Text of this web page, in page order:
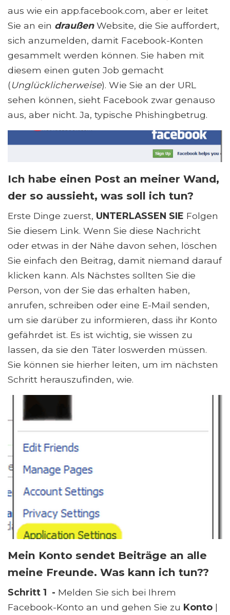
aus wie ein app.facebook.com, aber er leitet
Sie an ein draußenWebsite, die Sie auffordert,
sich anzumelden, damit Facebook-Konten
gesammelt werden können. Sie haben mit
diesem einen guten Job gemacht
(Unglücklicherweise). Wie Sie an der URL
sehen können, sieht Facebook zwar genauso
aus, aber nicht. Ja, typische Phishingbetrug.
Ich habe einen Post an meiner Wand,
der so aussieht, was soll ich tun?
Erste Dinge zuerst, UNTERLASSEN SIE Folgen
Sie diesem Link. Wenn Sie diese Nachricht
oder etwas in der Nähe davon sehen, löschen
Sie einfach den Beitrag, damit niemand darauf
klicken kann. Als Nächstes sollten Sie die
Person, von der Sie das erhalten haben,
anrufen, schreiben oder eine E-Mail senden,
um sie darüber zu informieren, dass ihr Konto
gefährdet ist. Es ist wichtig, sie wissen zu
lassen, da sie den Täter loswerden müssen.
Sie können sie hierher leiten, um im nächsten
Schritt herauszufinden, wie.
Mein Konto sendet Beiträge an alle
meine Freunde. Was kann ich tun??
Schritt 1 - Melden Sie sich bei Ihrem
Facebook-Konto an und gehen Sie zu Konto |